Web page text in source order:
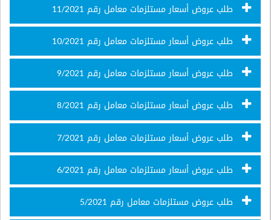
طلب عروض أسعار مستلزمات معامل رقم 11/2021
طلب عروض أسعار مستلزمات معامل رقم 10/2021
طلب عروض أسعار مستلزمات معامل رقم 9/2021
طلب عروض أسعار مستلزمات معامل رقم 8/2021
طلب عروض أسعار مستلزمات معامل رقم 7/2021
طلب عروض أسعار مستلزمات معامل رقم 6/2021
طلب عروض مستلزمات معامل رقم 5/2021